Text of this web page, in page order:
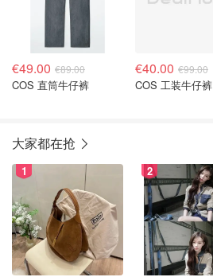
€49.00 €89.00
COS 直筒牛仔裤
€40.00 €99.00
COS 工装牛仔裤
大家都在抢
1 2